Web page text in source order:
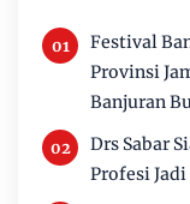
Festival
Provinsi
Banjuran
Drs Sabar
Profesi